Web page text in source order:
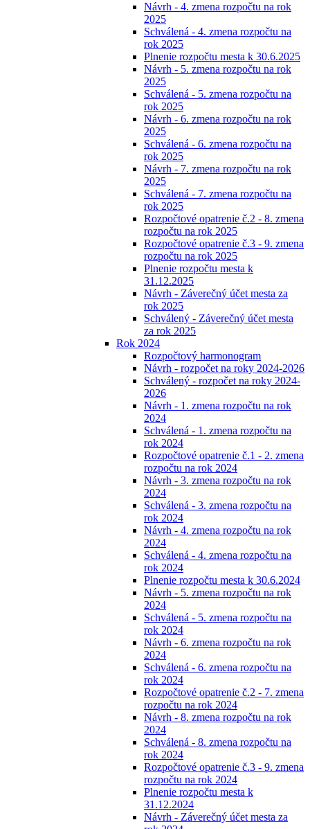
Návrh - 4. zmena rozpočtu na rok
2025
Schválená - 4. zmena rozpočtu na
rok 2025
Plnenie rozpočtu mesta k 30.6.2025
Návrh - 5. zmena rozpočtu na rok
2025
Schválená - 5. zmena rozpočtu na
rok 2025
Návrh - 6. zmena rozpočtu na rok
2025
Schválená - 6. zmena rozpočtu na
rok 2025
Návrh - 7. zmena rozpočtu na rok
2025
Schválená - 7. zmena rozpočtu na
rok 2025
Rozpočtové opatrenie č.2 - 8. zmena
rozpočtu na rok 2025
Rozpočtové opatrenie č.3 - 9. zmena
rozpočtu na rok 2025
Plnenie rozpočtu mesta k
31.12.2025
Návrh - Záverečný účet mesta za
rok 2025
Schválený - Záverečný účet mesta
za rok 2025
Rok 2024
Rozpočtový harmonogram
Návrh - rozpočet na roky 2024-2026
Schválený - rozpočet na roky 2024-
2026
Návrh - 1. zmena rozpočtu na rok
2024
Schválená - 1. zmena rozpočtu na
rok 2024
Rozpočtové opatrenie č.1 - 2. zmena
rozpočtu na rok 2024
Návrh - 3. zmena rozpočtu na rok
2024
Schválená - 3. zmena rozpočtu na
rok 2024
Návrh - 4. zmena rozpočtu na rok
2024
Schválená - 4. zmena rozpočtu na
rok 2024
Plnenie rozpočtu mesta k 30.6.2024
Návrh - 5. zmena rozpočtu na rok
2024
Schválená - 5. zmena rozpočtu na
rok 2024
Návrh - 6. zmena rozpočtu na rok
2024
Schválená - 6. zmena rozpočtu na
rok 2024
Rozpočtové opatrenie č.2 - 7. zmena
rozpočtu na rok 2024
Návrh - 8. zmena rozpočtu na rok
2024
Schválená - 8. zmena rozpočtu na
rok 2024
Rozpočtové opatrenie č.3 - 9. zmena
rozpočtu na rok 2024
Plnenie rozpočtu mesta k
31.12.2024
Návrh - Záverečný účet mesta za